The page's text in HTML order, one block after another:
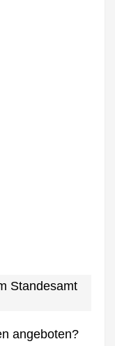
Standesamt
angeboten?